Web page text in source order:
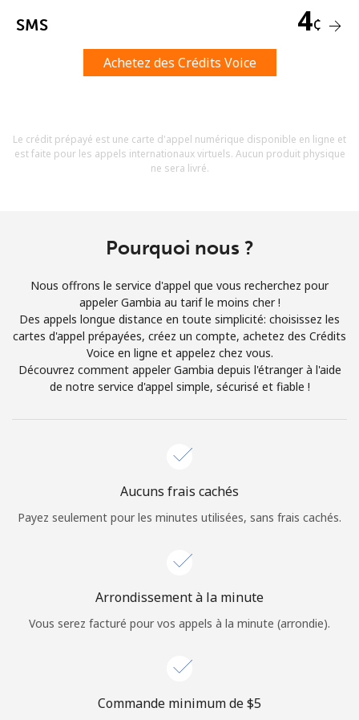
En créant un compte sur ce site, j'accepte les présentes
Conditions générales.
Bonjour!
Identifiez-vous ouINSCRIVEZ-VOUS →
Login
ou
Continue avec
SMS 4¢
Achetez des Crédits Voice
Le crédit prépayé est une carte d'appel numérique disponible en ligne et
est faite pour les appels internationaux virtuels. Aucun produit physique
ne sera livré.
Pourquoi nous ?
Nous offrons le service d'appel que vous recherchez pour
appeler Gambia au tarif le moins cher !
Des appels longue distance en toute simplicité: choisissez les
cartes d'appel prépayées, créez un compte, achetez des Crédits
Voice en ligne et appelez chez vous.
Découvrez comment appeler Gambia depuis l'étranger à l'aide
de notre service d'appel simple, sécurisé et fiable !
Aucuns frais cachés
Payez seulement pour les minutes utilisées, sans frais cachés.
Arrondissement à la minute
Vous serez facturé pour vos appels à la minute (arrondie).
Commande minimum de ⁦$5⁩